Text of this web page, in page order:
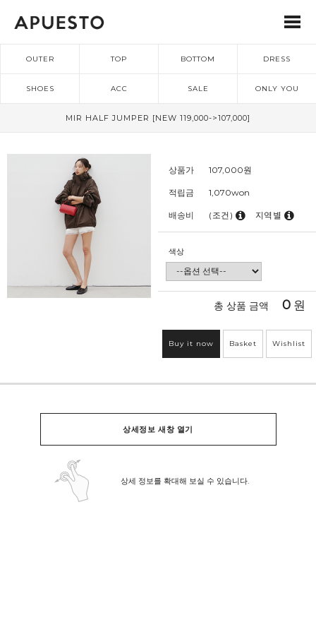
OUTER TOP BOTTOM DRESS
SHOES ACC SALE ONLY YOU
MIR HALF JUMPER [NEW 119,000->107,000]
상품가 107,000원
적립금 1,070won
배송비 (조건) 지역별
색상
총 상품 금액 0 원
Buy it now Basket Wishlist
상세정보 새창 열기
상세 정보를 확대해 보실 수 있습니다.